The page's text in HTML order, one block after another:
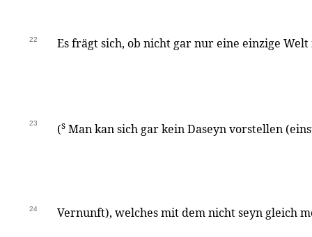
22 Es frägt sich, ob nicht gar nur eine einzige Welt
23 (s Man kan sich gar kein Daseyn vorstellen
24 Vernunft), welches mit dem nicht seyn gleich